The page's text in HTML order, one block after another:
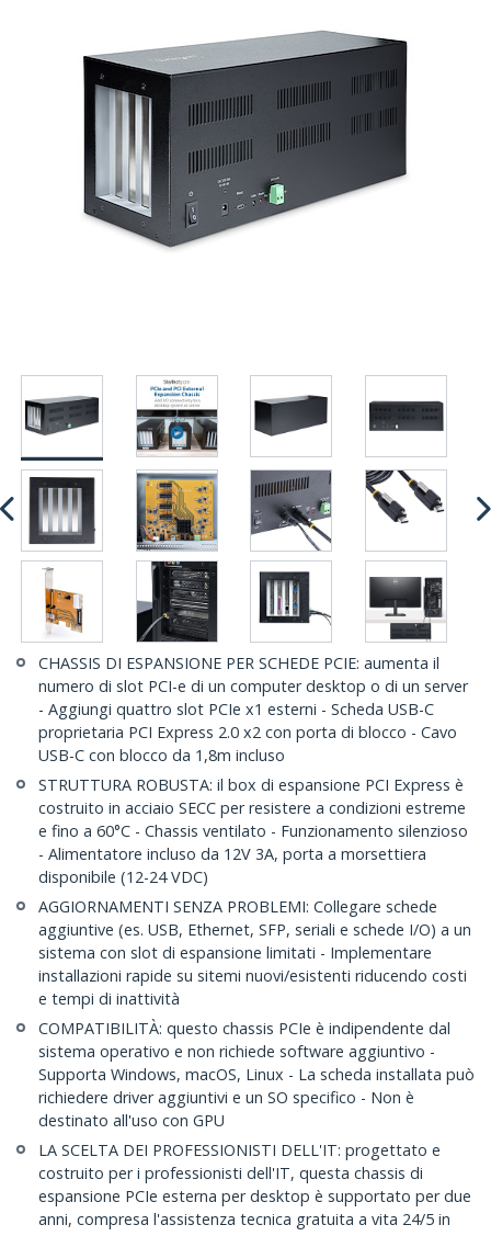
CHASSIS DI ESPANSIONE PER SCHEDE PCIE: aumenta il
numero di slot PCI-e di un computer desktop o di un server
- Aggiungi quattro slot PCIe x1 esterni - Scheda USB-C
proprietaria PCI Express 2.0 x2 con porta di blocco - Cavo
USB-C con blocco da 1,8m incluso
STRUTTURA ROBUSTA: il box di espansione PCI Express è
costruito in acciaio SECC per resistere a condizioni estreme
e fino a 60°C - Chassis ventilato - Funzionamento silenzioso
- Alimentatore incluso da 12V 3A, porta a morsettiera
disponibile (12-24 VDC)
AGGIORNAMENTI SENZA PROBLEMI: Collegare schede
aggiuntive (es. USB, Ethernet, SFP, seriali e schede I/O) a un
sistema con slot di espansione limitati - Implementare
installazioni rapide su sitemi nuovi/esistenti riducendo costi
e tempi di inattività
COMPATIBILITÀ: questo chassis PCIe è indipendente dal
sistema operativo e non richiede software aggiuntivo -
Supporta Windows, macOS, Linux - La scheda installata può
richiedere driver aggiuntivi e un SO specifico - Non è
destinato all'uso con GPU
LA SCELTA DEI PROFESSIONISTI DELL'IT: progettato e
costruito per i professionisti dell'IT, questa chassis di
espansione PCIe esterna per desktop è supportato per due
anni, compresa l'assistenza tecnica gratuita a vita 24/5 in